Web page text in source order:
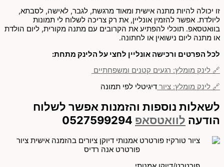
זו יכולה להיות מתנה אישית ומאוד מרגשת, לגבר, לאישה, לסבתא,
ליולדת. אפשר להזמין אונליין, את רק צריכה לשלוח לי תמונות
בוואטסאפ. תוכלי להפתיע את הקרובים עם מתנה מקורית, ליום הולדת
או מתנה ליום נישואין או לחתונה.
לכל הפרטים ורכישה אונליין לחצי על הלינק מתחת:
🔗 לינק מומלץ: רגעים קטנים ומשפחתיים
🔗 לינק מומלץ: ציור דיגיטלי לפי תמונה
לשאלות נוספות והזמנות אפשר לשלוח
הודעה לוואטסאפ 0527599294